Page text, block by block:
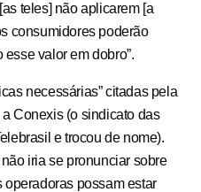
teles] não aplicarem [a
consumidores poderão
valor em dobro”.
necessárias” citadas pela
Conexis (o sindicato das
e trocou de nome).
iria se pronunciar sobre
possam estar